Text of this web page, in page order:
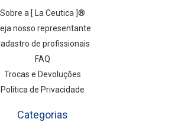
Sobre a [ La Ceutica ]®
nosso representante
de profissionais
FAQ
Trocas e Devoluções
Política de Privacidade
Categorias